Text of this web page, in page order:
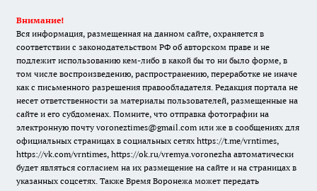
Внимание!
Вся информация, размещенная на данном сайте, охраняется в
соответствии с законодательством РФ об авторском праве и не
подлежит использованию кем-либо в какой бы то ни было форме, в
том числе воспроизведению, распространению, переработке не иначе
как с письменного разрешения правообладателя. Редакция портала не
несет ответственности за материалы пользователей, размещенные на
сайте и его субдоменах. Помните, что отправка фотографии на
электронную почту voroneztimes@gmail.com или же в сообщениях для
официальных страницах в социальных сетях https://t.me/vrntimes,
https://vk.com/vrntimes, https://ok.ru/vremya.voronezha автоматически
будет являться согласием на их размещение на сайте и на страницах в
указанных соцсетях. Также Время Воронежа может передать